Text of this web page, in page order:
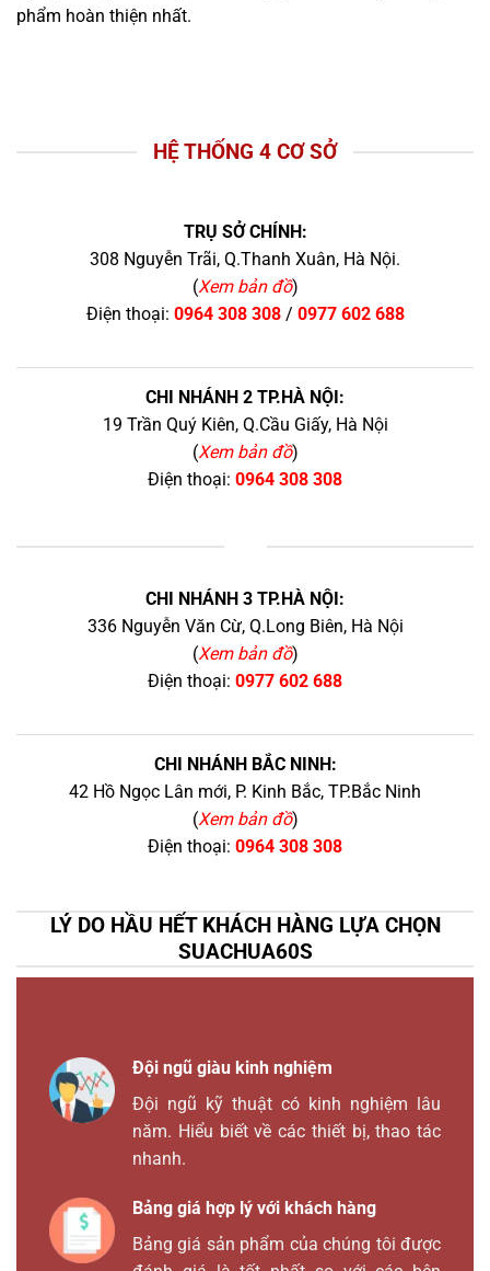
phẩm hoàn thiện nhất.
HỆ THỐNG 4 CƠ SỞ
TRỤ SỞ CHÍNH:
308 Nguyễn Trãi, Q.Thanh Xuân, Hà Nội.
(Xem bản đồ)
Điện thoại: 0964 308 308/ 0977 602 688
CHI NHÁNH 2 TP.HÀ NỘI:
19 Trần Quý Kiên, Q.Cầu Giấy, Hà Nội
(Xem bản đồ)
Điện thoại: 0964 308 308
CHI NHÁNH 3 TP.HÀ NỘI:
336 Nguyễn Văn Cừ, Q.Long Biên, Hà Nội
(Xem bản đồ)
Điện thoại: 0977 602 688
CHI NHÁNH BẮC NINH:
42 Hồ Ngọc Lân mới, P. Kinh Bắc, TP.Bắc Ninh
(Xem bản đồ)
Điện thoại: 0964 308 308
LÝ DO HẦU HẾT KHÁCH HÀNG LỰA CHỌN
SUACHUA60S
Đội ngũ giàu kinh nghiệm
Đội ngũ kỹ thuật có kinh nghiệm lâu
năm. Hiểu biết về các thiết bị, thao tác
nhanh.
Bảng giá hợp lý với khách hàng
Bảng giá sản phẩm của chúng tôi được